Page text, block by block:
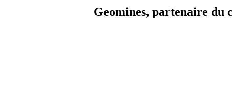
Geomines, partenaire du